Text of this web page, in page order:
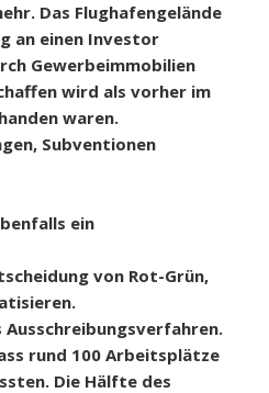
Das Flughafengelände
an einen Investor
Gewerbeimmobilien
wird als vorher im
waren.
Subventionen
ein
von Rot-Grün,
rund 100 Arbeitsplätze
Die Hälfte des